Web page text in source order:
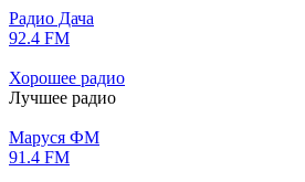
Радио Дача
92.4 FM
Хорошее радио
Лучшее радио
Маруся ФМ
91.4 FM